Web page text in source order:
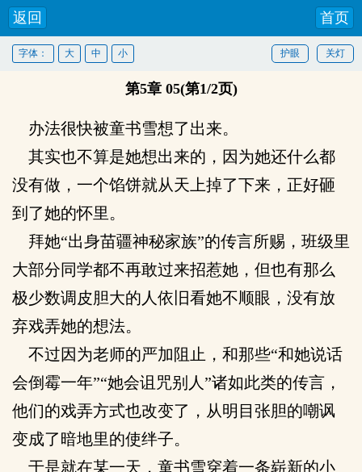
返回 首页
关灯
护眼
字体： 大 中 小
第5章 05(第1/2页)
办法很快被童书雪想了出来。
其实也不算是她想出来的，因为她还什么都
没有做，一个馅饼就从天上掉了下来，正好砸
到了她的怀里。
拜她“出身苗疆神秘家族”的传言所赐，班级里
大部分同学都不再敢过来招惹她，但也有那么
极少数调皮胆大的人依旧看她不顺眼，没有放
弃戏弄她的想法。
不过因为老师的严加阻止，和那些“和她说话
会倒霉一年”“她会诅咒别人”诸如此类的传言，
他们的戏弄方式也改变了，从明目张胆的嘲讽
变成了暗地里的使绊子。
于是就在某一天，童书雪穿着一条崭新的小